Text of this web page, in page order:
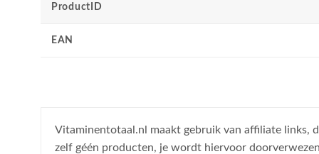
ProductID
EAN
Vitaminentotaal.nl maakt gebruik van affiliate links,
zelf géén producten, je wordt hiervoor